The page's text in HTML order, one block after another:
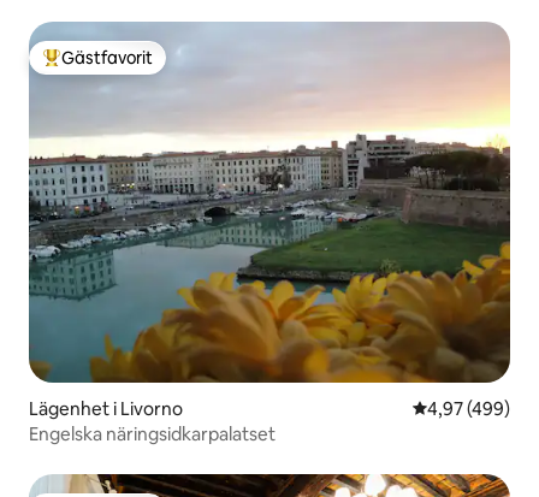
Populär gästfavorit
Gästfavorit
Lägenhet i Livorno 4,97 av 5 i
4,97 (499)
Engelska näringsidkarpalatset